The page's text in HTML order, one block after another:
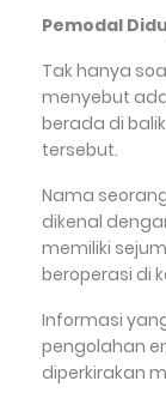
Pemodal
Tak hanya
menyebut
berada di
tersebut.
Nama
dikenal
memiliki
beroperasi di
Informasi
pengolahan
diperkirakan